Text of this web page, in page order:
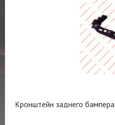
Кронштейн заднего